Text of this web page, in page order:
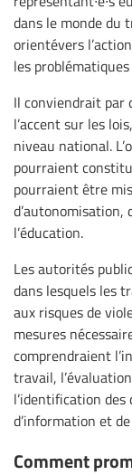
dans le monde du
orientévers
les
Il conviendrait par
l’accent sur les
niveau national.
pourraient
pourraient être
d’autonomisation,
l’éducation.
Les autorités
dans lesquels les
aux risques de
mesures
comprendraient
travail,
l’identification
d’information et
Comment